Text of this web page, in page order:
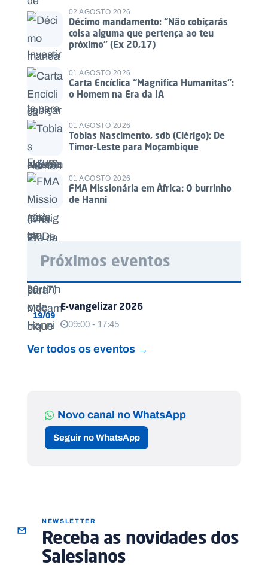
02 AGOSTO 2026
Décimo mandamento: “Não cobiçarás
coisa alguma que pertença ao teu
próximo” (Ex 20,17)
01 AGOSTO 2026
Carta Encíclica “Magnifica Humanitas”:
o Homem na Era da IA
01 AGOSTO 2026
Tobias Nascimento, sdb (Clérigo): De
Timor-Leste para Moçambique
01 AGOSTO 2026
FMA Missionária em África: O burrinho
de Hanni
Próximos eventos
19/09
E-vangelizar 2026
09:00 - 17:45
Ver todos os eventos →
Novo canal no WhatsApp
Seguir no WhatsApp
NEWSLETTER
Receba as novidades dos
Salesianos